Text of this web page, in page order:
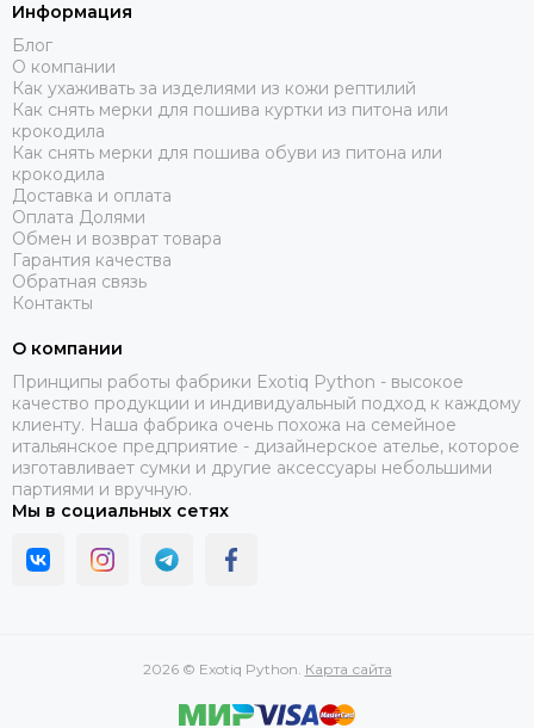
Информация
Блог
О компании
Как ухаживать за изделиями из кожи рептилий
Как снять мерки для пошива куртки из питона или
крокодила
Как снять мерки для пошива обуви из питона или
крокодила
Доставка и оплата
Оплата Долями
Обмен и возврат товара
Гарантия качества
Обратная связь
Контакты
О компании
Принципы работы фабрики Exotiq Python - высокое
качество продукции и индивидуальный подход к каждому
клиенту. Наша фабрика очень похожа на семейное
итальянское предприятие - дизайнерское ателье, которое
изготавливает сумки и другие аксессуары небольшими
партиями и вручную.
Мы в социальных сетях
2026 © Exotiq Python. Карта сайта